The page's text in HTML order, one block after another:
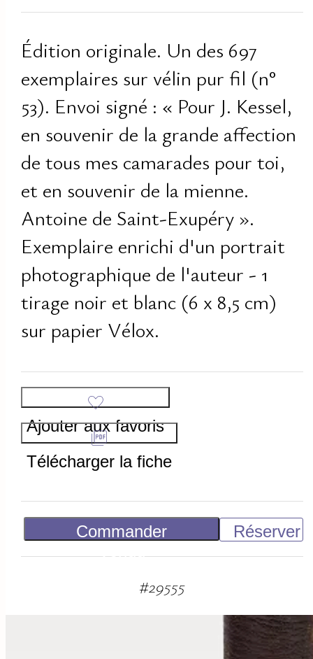
Édition originale. Un des 697
exemplaires sur vélin pur fil (n°
53). Envoi signé : « Pour J. Kessel,
en souvenir de la grande affection
de tous mes camarades pour toi,
et en souvenir de la mienne.
Antoine de Saint-Exupéry ».
Exemplaire enrichi d'un portrait
photographique de l'auteur - 1
tirage noir et blanc (6 x 8,5 cm)
sur papier Vélox.
Ajouter aux favoris
Télécharger la fiche
Commander
Réserver
#29555